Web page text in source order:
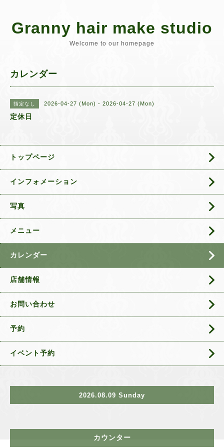
Granny hair make studio
Welcome to our homepage
カレンダー
指定なし 2026-04-27 (Mon) - 2026-04-27 (Mon)
定休日
トップページ
インフォメーション
写真
メニュー
カレンダー
店舗情報
お問い合わせ
予約
イベント予約
2026.08.09 Sunday
カウンター